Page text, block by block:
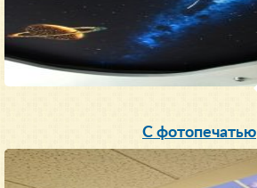
С фотопечатью